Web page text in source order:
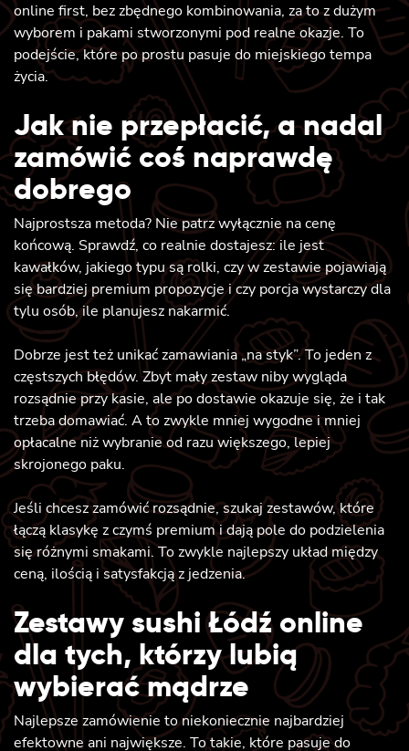
online first, bez zbędnego kombinowania, za to z dużym
wyborem i pakami stworzonymi pod realne okazje. To
podejście, które po prostu pasuje do miejskiego tempa
życia.
Jak nie przepłacić, a nadal
zamówić coś naprawdę
dobrego
Najprostsza metoda? Nie patrz wyłącznie na cenę
końcową. Sprawdź, co realnie dostajesz: ile jest
kawałków, jakiego typu są rolki, czy w zestawie pojawiają
się bardziej premium propozycje i czy porcja wystarczy dla
tylu osób, ile planujesz nakarmić.
Dobrze jest też unikać zamawiania „na styk”. To jeden z
częstszych błędów. Zbyt mały zestaw niby wygląda
rozsądnie przy kasie, ale po dostawie okazuje się, że i tak
trzeba domawiać. A to zwykle mniej wygodne i mniej
opłacalne niż wybranie od razu większego, lepiej
skrojonego paku.
Jeśli chcesz zamówić rozsądnie, szukaj zestawów, które
łączą klasykę z czymś premium i dają pole do podzielenia
się różnymi smakami. To zwykle najlepszy układ między
ceną, ilością i satysfakcją z jedzenia.
Zestawy sushi Łódź online
dla tych, którzy lubią
wybierać mądrze
Najlepsze zamówienie to niekoniecznie najbardziej
efektowne ani największe. To takie, które pasuje do